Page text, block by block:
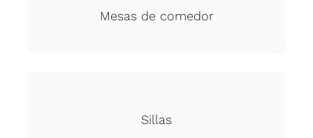
Mesas de comedor
Sillas